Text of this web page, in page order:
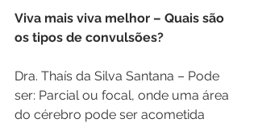
Viva mais viva melhor – Quais são
os tipos de convulsões?
Dra. Thaís da Silva Santana – Pode
ser: Parcial ou focal, onde uma área
do cérebro pode ser acometida